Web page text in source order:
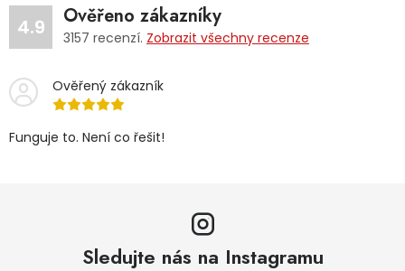
4.9 Ověřeno zákazníky
3157 recenzí. Zobrazit všechny recenze
Ověřený zákazník
Funguje to. Není co řešit!
Sledujte nás na Instagramu